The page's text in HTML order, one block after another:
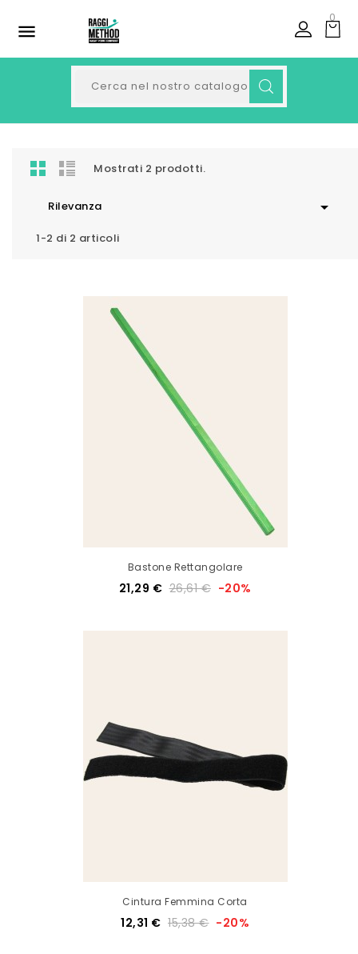

0
Mostrati 2 prodotti.
Rilevanza 
1-2 di 2 articoli
Bastone Rettangolare
21,29 € 26,61 € -20%
Cintura Femmina Corta
12,31 € 15,38 € -20%